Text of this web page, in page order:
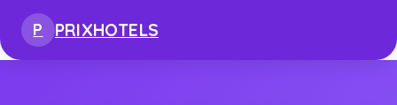
P PRIXHOTELS